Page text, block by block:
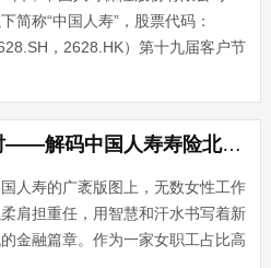
下简称“中国人寿”，股票代码：
，2628.HK）第十九届客户节
汇未来 一生守护”为主题，用丰富多
暖贴心的专属服务及活动，感恩客
···...
致敬劳动者 奋斗正当时——解码中国人寿寿险北京市分公司的 “金花”力量
人寿的广袤版图上，无数女性工作
肩担重任，用智慧和汗水书写着新
金融篇章。作为一家女职工占比高